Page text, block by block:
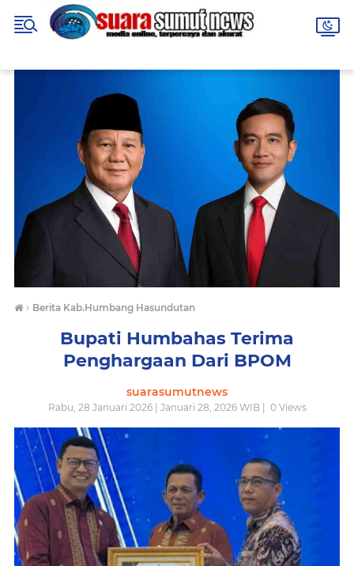
› Berita Kab.Humbang Hasundutan
Bupati Humbahas Terima
Penghargaan Dari BPOM
suarasumutnews
Rabu, 28 Januari 2026 | Januari 28, 2026 WIB | 0Views